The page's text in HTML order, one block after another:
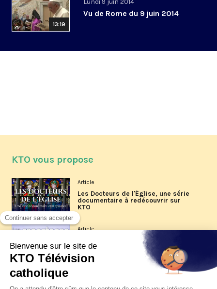
13:19
Lundi 9 juin 2014
Vu de Rome du 9 juin 2014
KTO vous propose
Article
Les Docteurs de l'Église, une série
documentaire à redécouvrir sur
KTO
Article
Les reportages d'été 2026 de KTO
La visite pastorale du pape Léon